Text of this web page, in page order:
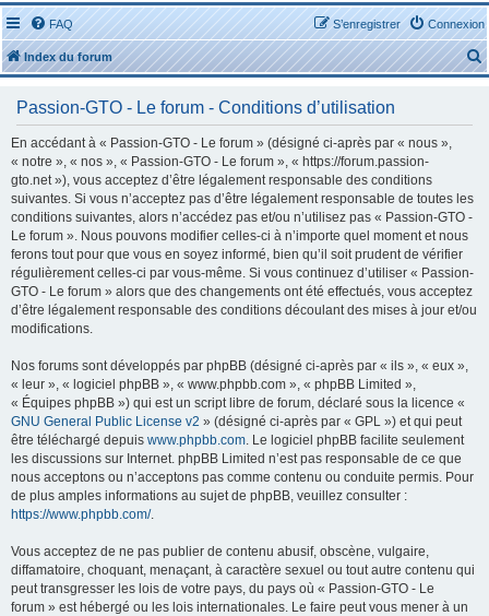
FAQ Connexion
S’enregistrer
Index du forum
e
Passion-GTO - Le forum - Conditions d’utilisation
En accédant à « Passion-GTO - Le forum » (désigné ci-après par « nous »,
« notre », « nos », « Passion-GTO - Le forum », « https://forum.passion-
gto.net »), vous acceptez d’être légalement responsable des conditions
suivantes. Si vous n’acceptez pas d’être légalement responsable de toutes les
conditions suivantes, alors n’accédez pas et/ou n’utilisez pas « Passion-GTO -
Le forum ». Nous pouvons modifier celles-ci à n’importe quel moment et nous
ferons tout pour que vous en soyez informé, bien qu’il soit prudent de vérifier
régulièrement celles-ci par vous-même. Si vous continuez d’utiliser « Passion-
GTO - Le forum » alors que des changements ont été effectués, vous acceptez
d’être légalement responsable des conditions découlant des mises à jour et/ou
modifications.
Nos forums sont développés par phpBB (désigné ci-après par « ils », « eux »,
« leur », « logiciel phpBB », « www.phpbb.com », « phpBB Limited »,
« Équipes phpBB ») qui est un script libre de forum, déclaré sous la licence «
GNU General Public License v2 » (désigné ci-après par « GPL ») et qui peut
être téléchargé depuis www.phpbb.com. Le logiciel phpBB facilite seulement
les discussions sur Internet. phpBB Limited n’est pas responsable de ce que
nous acceptons ou n’acceptons pas comme contenu ou conduite permis. Pour
de plus amples informations au sujet de phpBB, veuillez consulter :
https://www.phpbb.com/.
Vous acceptez de ne pas publier de contenu abusif, obscène, vulgaire,
diffamatoire, choquant, menaçant, à caractère sexuel ou tout autre contenu qui
peut transgresser les lois de votre pays, du pays où « Passion-GTO - Le
forum » est hébergé ou les lois internationales. Le faire peut vous mener à un